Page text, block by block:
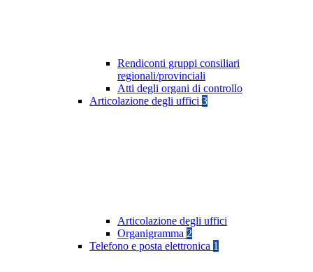
Rendiconti gruppi consiliari
regionali/provinciali
Atti degli organi di controllo
Articolazione degli uffici 3
Articolazione degli uffici
Organigramma 2
Telefono e posta elettronica 1